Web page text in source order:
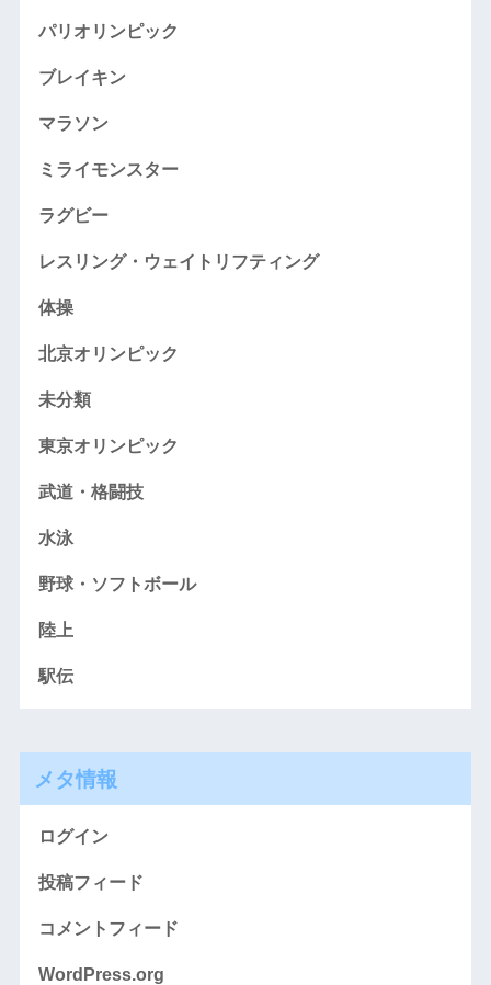
パリオリンピック
ブレイキン
マラソン
ミライモンスター
ラグビー
レスリング・ウェイトリフティング
体操
北京オリンピック
未分類
東京オリンピック
武道・格闘技
水泳
野球・ソフトボール
陸上
駅伝
メタ情報
ログイン
投稿フィード
コメントフィード
WordPress.org